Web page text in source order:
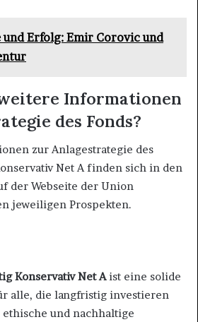
Erfolg: Emir Corovic und
Informationen
des Fonds?
zur Anlagestrategie des
Net A finden sich in den
der Webseite der Union
jeweiligen Prospekten.
Konservativ Net Aist eine solide
alle, die langfristig investieren
und nachhaltige